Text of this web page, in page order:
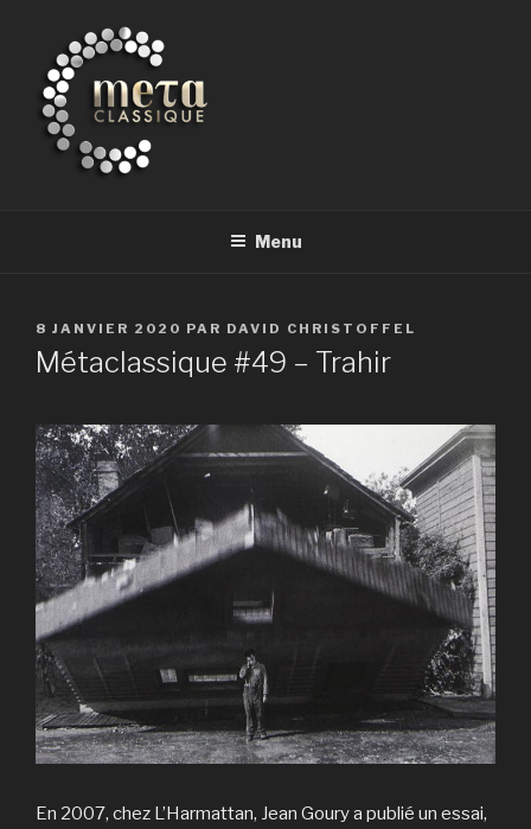
contenu
principal
Menu
PUBLIÉ
LE
8 JANVIER 2020 PAR DAVID CHRISTOFFEL
Métaclassique #49 – Trahir
En 2007, chez L’Harmattan, Jean Goury a publié un essai,